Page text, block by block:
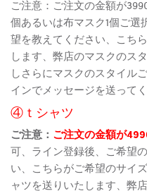
ご注意：ご注文の金額が
個あるいは布マスク1個ご
望を教えてください、こち
します、弊店のマスクのス
しさらにマスクのスタイル
インでメッセージを送って
④ｔシャツ
ご注意： ご注文の金額が
可、ライン登録後、ご希望
い、こちらがご希望のサイ
ャツを送りいたします、弊